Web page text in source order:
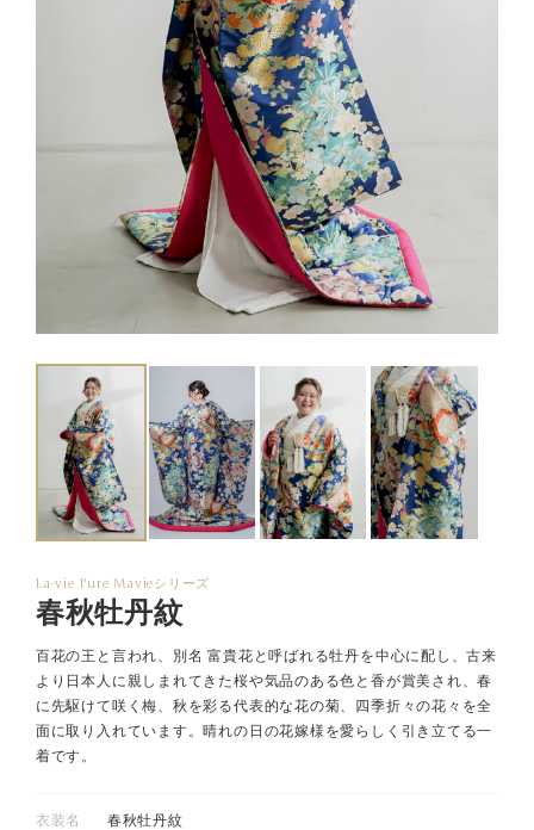
La-vie Pure Mavieシリーズ
春秋牡丹紋
百花の王と言われ、別名 富貴花と呼ばれる牡丹を中心に配し、古来
より日本人に親しまれてきた桜や気品のある色と香が賞美され、春
に先駆けて咲く梅、秋を彩る代表的な花の菊、四季折々の花々を全
面に取り入れています。晴れの日の花嫁様を愛らしく引き立てる一
着です。
衣装名
春秋牡丹紋